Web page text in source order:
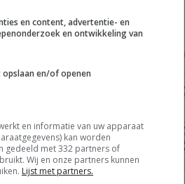
en content, advertentie- en
en ontwikkeling van
en/of openen
en informatie van uw apparaat
kan worden
gedeeld met 332 partners of
Wij en onze partners kunnen
Lijst met partners.